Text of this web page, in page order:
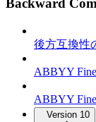
Backward
後方互換性
ABBYY
ABBYY
Version 10